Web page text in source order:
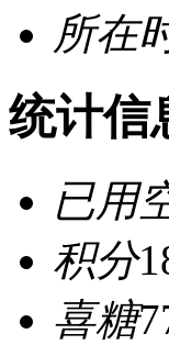
所在
统计信
已用
积分
喜糖